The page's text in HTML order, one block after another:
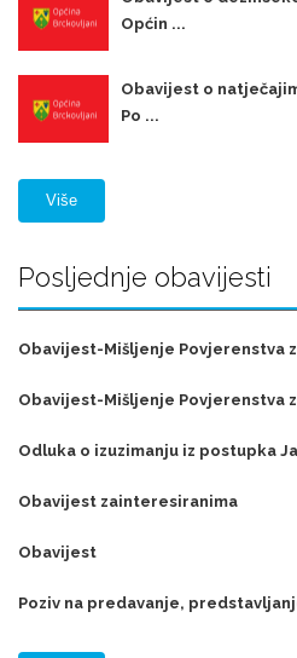
Općin ...
Obavijest o
Po ...
Više
Posljednje obavijesti
Obavijest-Mišljenje Povjerenstva
Obavijest-Mišljenje Povjerenstva
Odluka o izuzimanju iz postupka
Obavijest zainteresiranima
Obavijest
Poziv na predavanje,